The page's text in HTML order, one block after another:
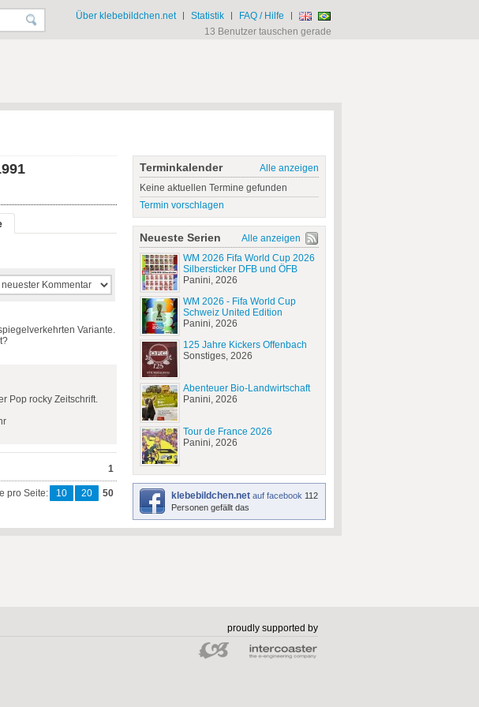
Über klebebildchen.net | Statistik | FAQ / Hilfe |
13 Benutzer tauschen gerade
Variante.
Pop rocky Zeitschrift.
1
pro Seite: 10 20 50
Terminkalender
Alle anzeigen
Keine aktuellen Termine gefunden
Termin vorschlagen
Neueste Serien
Alle anzeigen
WM 2026 Fifa World Cup 2026
Silbersticker DFB und ÖFB
Panini, 2026
WM 2026 - Fifa World Cup
Schweiz United Edition
Panini, 2026
125 Jahre Kickers Offenbach
Sonstiges, 2026
Abenteuer Bio-Landwirtschaft
Panini, 2026
Tour de France 2026
Panini, 2026
klebebildchen.netauf facebook 112
Personen gefällt das
proudly supported by